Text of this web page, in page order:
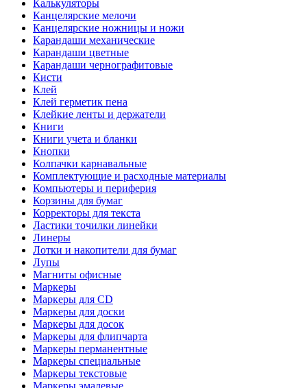
Калькуляторы
Канцелярские мелочи
Канцелярские ножницы и ножи
Карандаши механические
Карандаши цветные
Карандаши чернографитовые
Кисти
Клей
Клей герметик пена
Клейкие ленты и держатели
Книги
Книги учета и бланки
Кнопки
Колпачки карнавальные
Комплектующие и расходные материалы
Компьютеры и периферия
Корзины для бумаг
Корректоры для текста
Ластики точилки линейки
Линеры
Лотки и накопители для бумаг
Лупы
Магниты офисные
Маркеры
Маркеры для CD
Маркеры для доски
Маркеры для досок
Маркеры для флипчарта
Маркеры перманентные
Маркеры специальные
Маркеры текстовые
Маркеры эмалевые